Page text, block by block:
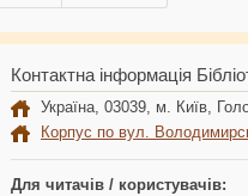
Контактна інформація
Україна, 03039, м. Київ,
Корпус по вул.
Для читачів / користувачів: